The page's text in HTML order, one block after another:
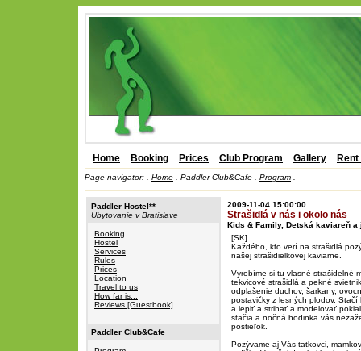
Home Booking Prices Club Program Gallery
Page navigator: Home Paddler Club&Cafe . Program
Paddler Hostel**
Ubytovanie v Bratislave
Booking
Hostel
Services
Rules
Prices
Location
Travel to us
How far is...
Reviews [Guestbook]
Paddler Club&Cafe
2009-11-04 15:00:00
Strašidlá v nás i okolo nás
Kids & Family, Detská kaviareň
[SK]
Každého, kto verí na strašidlá
našej strašidielkovej kaviarne.
Vyrobíme si tu vlasné strašidelné
tekvicové strašidlá a pekné
odplašenie duchov, šarkany,
postavičky z lesných plodov. Stačí
a lepiť a strihať a modelovať
stačia a nočná hodinka vás
postieľok.
Pozývame aj Vás tatkovci,